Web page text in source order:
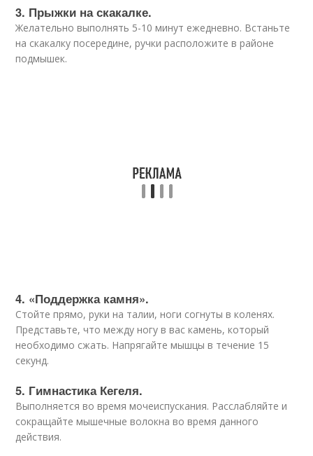
3. Прыжки на скакалке.
Желательно выполнять 5-10 минут ежедневно. Встаньте
на скакалку посередине, ручки расположите в районе
подмышек.
4. «Поддержка камня».
Стойте прямо, руки на талии, ноги согнуты в коленях.
Представьте, что между ногу в вас камень, который
необходимо сжать. Напрягайте мышцы в течение 15
секунд.
5. Гимнастика Кегеля.
Выполняется во время мочеиспускания. Расслабляйте и
сокращайте мышечные волокна во время данного
действия.